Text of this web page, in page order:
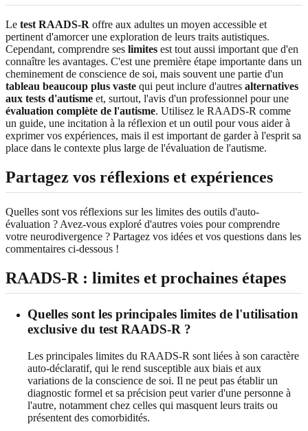
Le test RAADS-R offre aux adultes un moyen accessible et
pertinent d'amorcer une exploration de leurs traits autistiques.
Cependant, comprendre ses limites est tout aussi important que d'en
connaître les avantages. C'est une première étape importante dans un
cheminement de conscience de soi, mais souvent une partie d'un
tableau beaucoup plus vaste qui peut inclure d'autres alternatives
aux tests d'autisme et, surtout, l'avis d'un professionnel pour une
évaluation complète de l'autisme. Utilisez le RAADS-R comme
un guide, une incitation à la réflexion et un outil pour vous aider à
exprimer vos expériences, mais il est important de garder à l'esprit sa
place dans le contexte plus large de l'évaluation de l'autisme.
Partagez vos réflexions et expériences
Quelles sont vos réflexions sur les limites des outils d'auto-
évaluation ? Avez-vous exploré d'autres voies pour comprendre
votre neurodivergence ? Partagez vos idées et vos questions dans les
commentaires ci-dessous !
RAADS-R : limites et prochaines étapes
Quelles sont les principales limites de l'utilisation
exclusive du test RAADS-R ?
Les principales limites du RAADS-R sont liées à son caractère
auto-déclaratif, qui le rend susceptible aux biais et aux
variations de la conscience de soi. Il ne peut pas établir un
diagnostic formel et sa précision peut varier d'une personne à
l'autre, notamment chez celles qui masquent leurs traits ou
présentent des comorbidités.